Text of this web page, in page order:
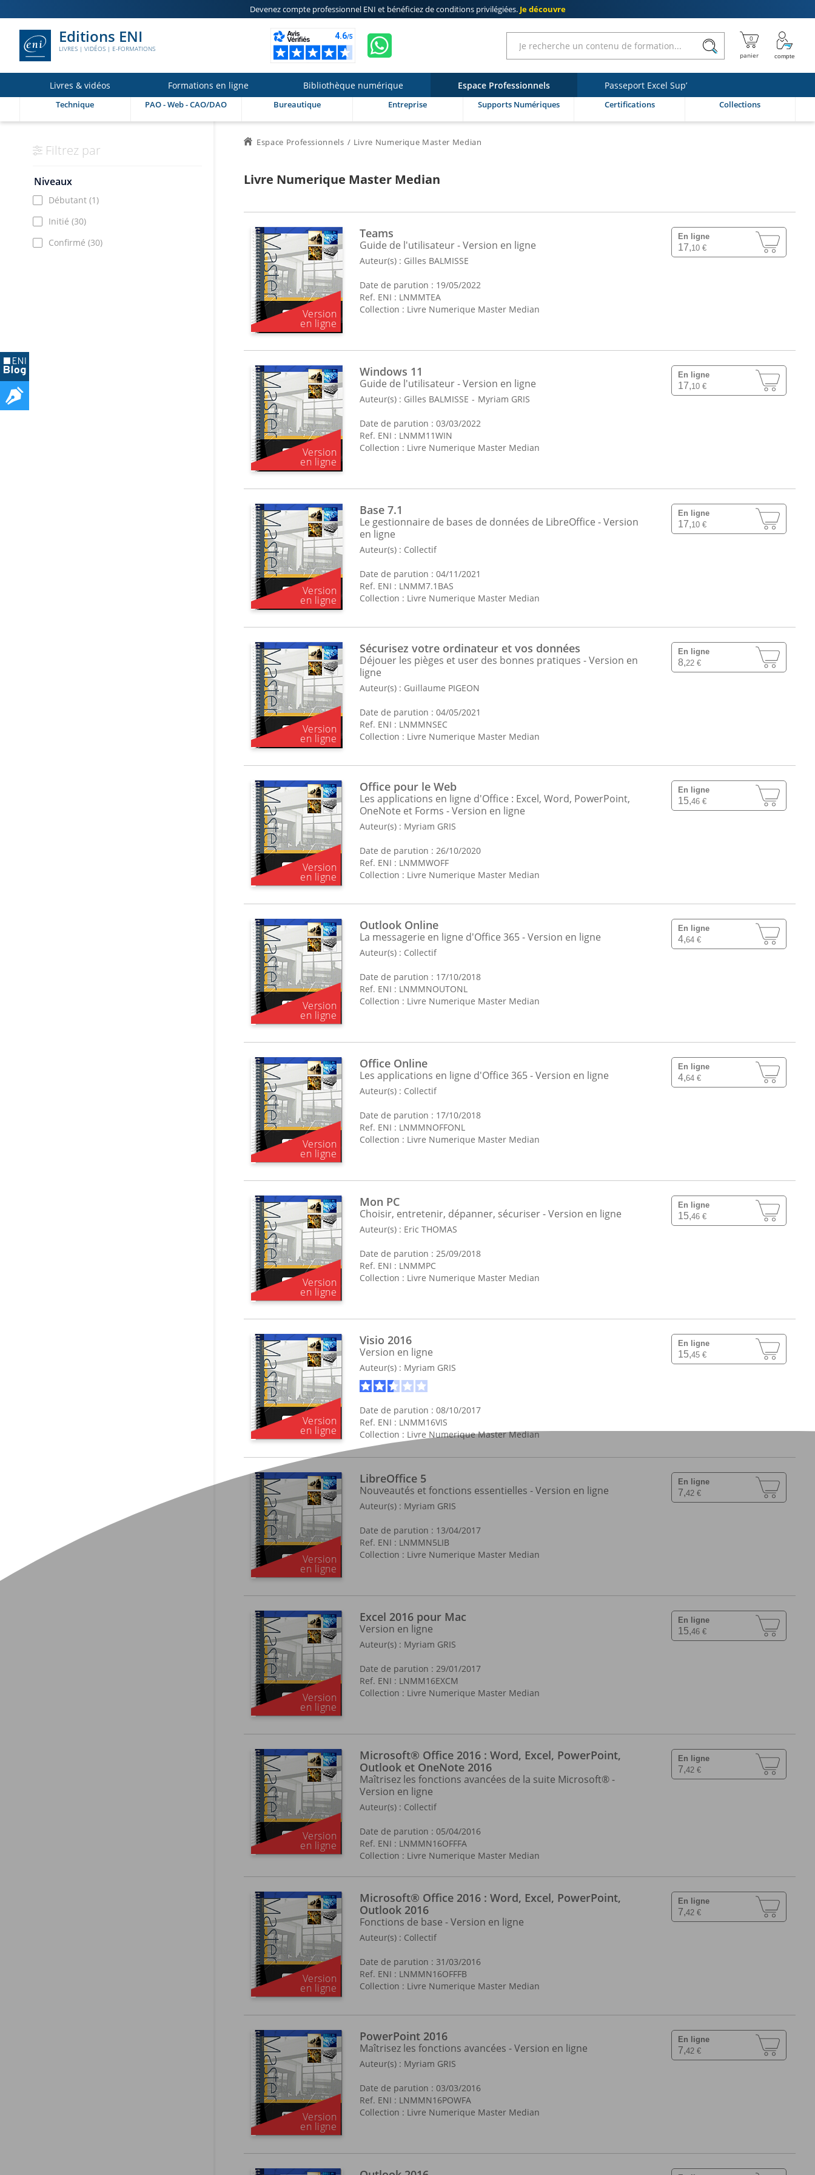
Devenez compte professionnel ENI et bénéficiez deconditions privilégiées. Je découvre
Editions ENI
LIVRES | VIDÉOS | E-FORMATIONS
Livres & vidéos Formations en ligne Bibliothèque numérique Espace Professionnels Passeport Excel Sup’
Technique PAO - Web - CAO/DAO Bureautique Entreprise Supports Numériques Certifications Collections
Filtrez par
Niveaux
Débutant (1)
Initié (30)
Confirmé (30)
Espace Professionnels Livre Numerique Master Median
Livre Numerique Master Median
Teams
Guide de l'utilisateur - Version en ligne
Auteur(s) : Gilles BALMISSE
Date de parution : 19/05/2022
Ref. ENI : LNMMTEA
Collection : Livre Numerique Master Median
En ligne
17,10 €
Windows 11
Guide de l'utilisateur - Version en ligne
Auteur(s) : Gilles BALMISSE Myriam GRIS
Date de parution : 03/03/2022
Ref. ENI : LNMM11WIN
Collection : Livre Numerique Master Median
En ligne
17,10 €
Base 7.1
Le gestionnaire de bases de données de LibreOffice - Version
en ligne
Auteur(s) : Collectif
Date de parution : 04/11/2021
Ref. ENI : LNMM7.1BAS
Collection : Livre Numerique Master Median
En ligne
17,10 €
Sécurisez votre ordinateur et vos données
Déjouer les pièges et user des bonnes pratiques - Version en
ligne
Auteur(s) : Guillaume PIGEON
Date de parution : 04/05/2021
Ref. ENI : LNMMNSEC
Collection : Livre Numerique Master Median
En ligne
8,22 €
Office pour le Web
Les applications en ligne d'Office : Excel, Word, PowerPoint,
OneNote et Forms - Version en ligne
Auteur(s) : Myriam GRIS
Date de parution : 26/10/2020
Ref. ENI : LNMMWOFF
Collection : Livre Numerique Master Median
En ligne
15,46 €
Outlook Online
La messagerie en ligne d'Office 365 - Version en ligne
Auteur(s) : Collectif
Date de parution : 17/10/2018
Ref. ENI : LNMMNOUTONL
Collection : Livre Numerique Master Median
En ligne
4,64 €
Office Online
Les applications en ligne d'Office 365 - Version en ligne
Auteur(s) : Collectif
Date de parution : 17/10/2018
Ref. ENI : LNMMNOFFONL
Collection : Livre Numerique Master Median
En ligne
4,64 €
Mon PC
Choisir, entretenir, dépanner, sécuriser - Version en ligne
Auteur(s) : Eric THOMAS
Date de parution : 25/09/2018
Ref. ENI : LNMMPC
Collection : Livre Numerique Master Median
En ligne
15,46 €
Visio 2016
Version en ligne
Auteur(s) : Myriam GRIS
Date de parution : 08/10/2017
Ref. ENI : LNMM16VIS
Collection : Livre Numerique Master Median
En ligne
15,45 €
LibreOffice 5
Nouveautés et fonctions essentielles - Version en ligne
Auteur(s) : Myriam GRIS
Date de parution : 13/04/2017
Ref. ENI : LNMMN5LIB
Collection : Livre Numerique Master Median
En ligne
7,42 €
Excel 2016 pour Mac
Version en ligne
Auteur(s) : Myriam GRIS
Date de parution : 29/01/2017
Ref. ENI : LNMM16EXCM
Collection : Livre Numerique Master Median
En ligne
15,46 €
Microsoft® Office 2016 : Word, Excel, PowerPoint,
Outlook et OneNote 2016
Maîtrisez les fonctions avancées de la suite Microsoft® -
Version en ligne
Auteur(s) : Collectif
Date de parution : 05/04/2016
Ref. ENI : LNMMN16OFFFA
Collection : Livre Numerique Master Median
En ligne
7,42 €
Microsoft® Office 2016 : Word, Excel, PowerPoint,
Outlook 2016
Fonctions de base - Version en ligne
Auteur(s) : Collectif
Date de parution : 31/03/2016
Ref. ENI : LNMMN16OFFFB
Collection : Livre Numerique Master Median
En ligne
7,42 €
PowerPoint 2016
Maîtrisez les fonctions avancées - Version en ligne
Auteur(s) : Myriam GRIS
Date de parution : 03/03/2016
Ref. ENI : LNMMN16POWFA
Collection : Livre Numerique Master Median
En ligne
7,42 €